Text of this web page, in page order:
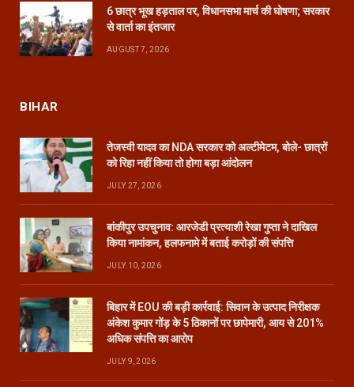
6 छात्र भूख हड़ताल पर, विधानसभा मार्च की घोषणा; सरकार
से वार्ता का इंतजार
AUGUST 7, 2026
BIHAR
तेजस्वी यादव का NDA सरकार को अल्टीमेटम, बोले- छात्रों
को रिहा नहीं किया तो होगा बड़ा आंदोलन
JULY 27, 2026
बांकीपुर उपचुनाव: आरजेडी प्रत्याशी रेखा गुप्ता ने दाखिल
किया नामांकन, हलफनामे में बताई करोड़ों की संपत्ति
JULY 10, 2026
बिहार में EOU की बड़ी कार्रवाई: सिवान के उत्पाद निरीक्षक
अंकेश कुमार गोंड़ के 5 ठिकानों पर छापेमारी, आय से 201%
अधिक संपत्ति का आरोप
JULY 9, 2026